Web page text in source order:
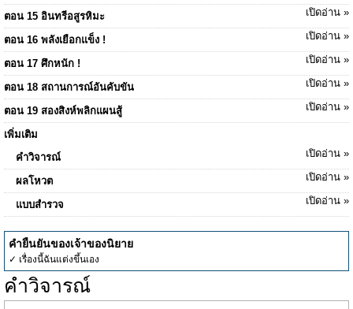
ตอน 15 อินทรีอสูรหิมะ เปิดอ่าน »
ตอน 16 พลังเยือกแข็ง ! เปิดอ่าน »
ตอน 17 ศึกหนัก ! เปิดอ่าน »
ตอน 18 สถานการณ์อันคับขัน เปิดอ่าน »
ตอน 19 สองสิงห์พลิกแผนสู้ เปิดอ่าน »
เพิ่มเติม
คำวิจารณ์
เปิดอ่าน »
ผลโหวต เปิดอ่าน »
แบบสำรวจ เปิดอ่าน »
คำยืนยันของเจ้าของนิยาย
✓ เรื่องนี้ฉันแต่งขึ้นเอง
คำวิจารณ์